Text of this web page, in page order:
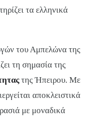
τα ελληνικά
του Αμπελώνα της
τη σημασία της
της Ήπειρου. Με
αποκλειστικά
με μοναδικά